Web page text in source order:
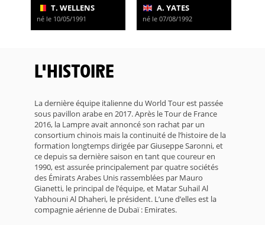
T. WELLENS
né le 10/05/1991
A. YATES
né le 07/08/1992
L'HISTOIRE
La dernière équipe italienne du World Tour est passée
sous pavillon arabe en 2017. Après le Tour de France
2016, la Lampre avait annoncé son rachat par un
consortium chinois mais la continuité de l’histoire de la
formation longtemps dirigée par Giuseppe Saronni, et
ce depuis sa dernière saison en tant que coureur en
1990, est assurée principalement par quatre sociétés
des Émirats Arabes Unis rassemblées par Mauro
Gianetti, le principal de l’équipe, et Matar Suhail Al
Yabhouni Al Dhaheri, le président. L’une d’elles est la
compagnie aérienne de Dubaï : Emirates.